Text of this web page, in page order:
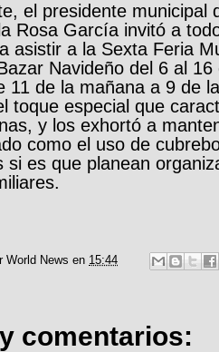
el presidente municipal
Rosa García invitó a
asistir a la Sexta Feria
Navideño del 6 al
11 de la mañana a 9 de
toque especial que
y los exhortó a
como el uso de
si es que planean
World News en 15:44
comentarios: